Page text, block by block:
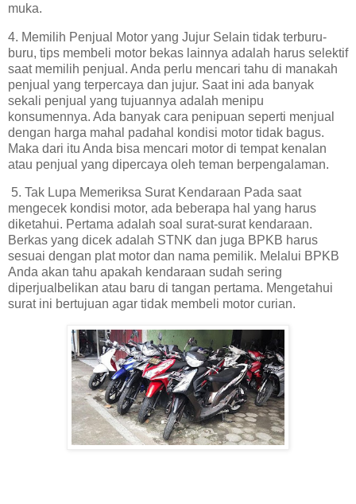
muka.
4. Memilih Penjual Motor yang Jujur Selain tidak terburu-
buru, tips membeli motor bekas lainnya adalah harus selektif
saat memilih penjual. Anda perlu mencari tahu di manakah
penjual yang terpercaya dan jujur. Saat ini ada banyak
sekali penjual yang tujuannya adalah menipu
konsumennya. Ada banyak cara penipuan seperti menjual
dengan harga mahal padahal kondisi motor tidak bagus.
Maka dari itu Anda bisa mencari motor di tempat kenalan
atau penjual yang dipercaya oleh teman berpengalaman.
5. Tak Lupa Memeriksa Surat Kendaraan Pada saat
mengecek kondisi motor, ada beberapa hal yang harus
diketahui. Pertama adalah soal surat-surat kendaraan.
Berkas yang dicek adalah STNK dan juga BPKB harus
sesuai dengan plat motor dan nama pemilik. Melalui BPKB
Anda akan tahu apakah kendaraan sudah sering
diperjualbelikan atau baru di tangan pertama. Mengetahui
surat ini bertujuan agar tidak membeli motor curian.